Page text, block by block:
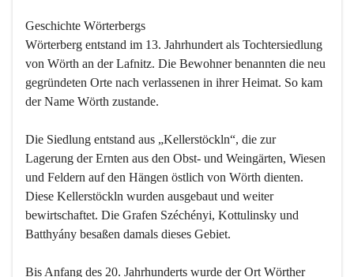
Geschichte Wörterbergs
Wörterberg entstand im 13. Jahrhundert als Tochtersiedlung
von Wörth an der Lafnitz. Die Bewohner benannten die neu
gegründeten Orte nach verlassenen in ihrer Heimat. So kam
der Name Wörth zustande.
Die Siedlung entstand aus „Kellerstöckln“, die zur
Lagerung der Ernten aus den Obst- und Weingärten, Wiesen
und Feldern auf den Hängen östlich von Wörth dienten.
Diese Kellerstöckln wurden ausgebaut und weiter
bewirtschaftet. Die Grafen Széchényi, Kottulinsky und
Batthyány besaßen damals dieses Gebiet.
Bis Anfang des 20. Jahrhunderts wurde der Ort Wörther